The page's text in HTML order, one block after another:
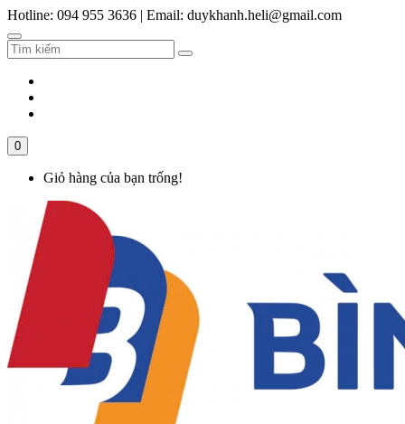
Hotline: 094 955 3636 | Email: duykhanh.heli@gmail.com
0
Giỏ hàng của bạn trống!